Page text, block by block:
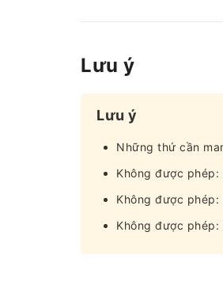
Lưu ý
Lưu ý
Những thứ cần
Không được phép:
Không được phép:
Không được phép: